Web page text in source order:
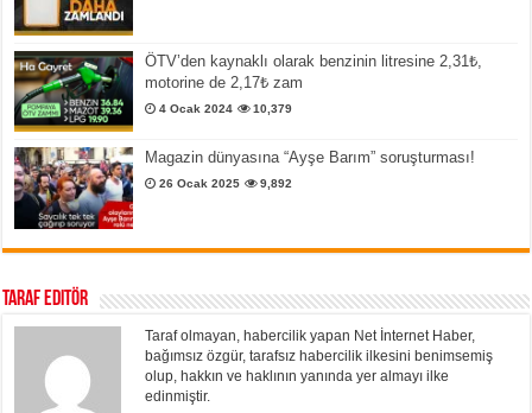
ÖTV’den kaynaklı olarak benzinin litresine 2,31₺,
motorine de 2,17₺ zam
4 Ocak 2024 10,379
Magazin dünyasına “Ayşe Barım” soruşturması!
26 Ocak 2025 9,892
Taraf Editör
Taraf olmayan, habercilik yapan Net İnternet Haber,
bağımsız özgür, tarafsız habercilik ilkesini benimsemiş
olup, hakkın ve haklının yanında yer almayı ilke
edinmiştir.